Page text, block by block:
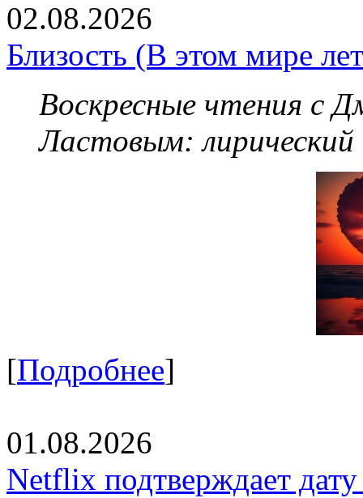
02.08.2026
Близость (В этом мире
Воскресные чтения с
Ластовым:
[Подробнее]
01.08.2026
Netflix подтверждает